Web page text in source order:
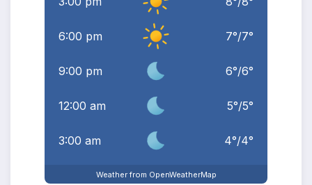
6:00 pm 7°/7°
9:00 pm 6°/6°
12:00 am 5°/5°
3:00 am 4°/4°
Weather from OpenWeatherMap